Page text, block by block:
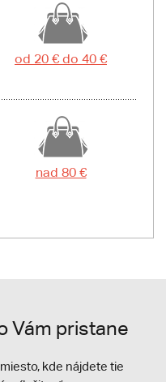
od 20 € do 40 €
nad 80 €
Vám pristane
kde nájdete tie